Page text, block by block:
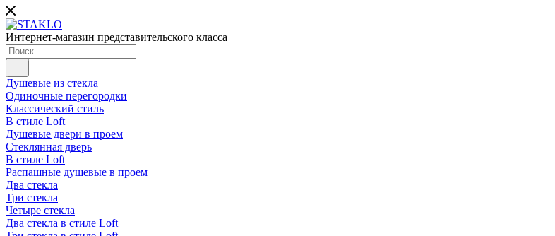
Интернет-магазин представительского класса
Душевые из стекла
Одиночные перегородки
Классический стиль
В стиле Loft
Душевые двери в проем
Стеклянная дверь
В стиле Loft
Распашные душевые в проем
Два стекла
Три стекла
Четыре стекла
Два стекла в стиле Loft